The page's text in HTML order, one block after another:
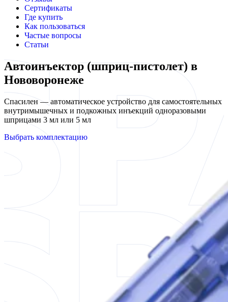
Сертификаты
Где купить
Как пользоваться
Частые вопросы
Статьи
Автоинъектор (шприц-пистолет) в
Нововоронеже
Спасилен — автоматическое устройство для самостоятельных
внутримышечных и подкожных инъекций одноразовыми
шприцами 3 мл или 5 мл
Выбрать комплектацию